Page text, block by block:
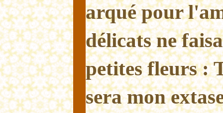
arqué pour
délicats ne
petites fleurs :
sera mon